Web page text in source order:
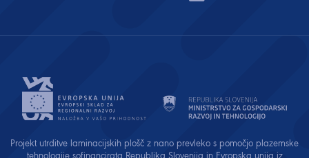
Projekt utrditve laminacijskih plošč z nano prevleko s pomočjo plazemske
tehnologije sofinancirata Republika Slovenija in Evropska unija iz